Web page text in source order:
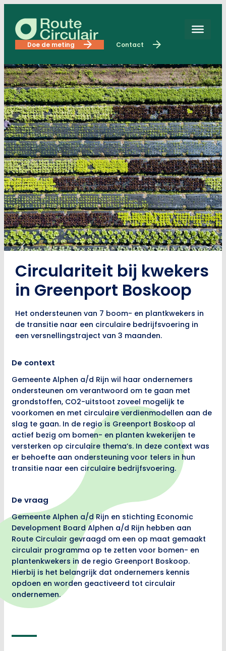
Doe de meting Contact
Circulariteit bij kwekers
in Greenport Boskoop
Het ondersteunen van 7 boom- en plantkwekers in
de transitie naar een circulaire bedrijfsvoering in
een versnellingstraject van 3 maanden.
De context
Gemeente Alphen a/d Rijn wil haar ondernemers
ondersteunen om verantwoord om te gaan met
grondstoffen, CO2-uitstoot zoveel mogelijk te
voorkomen en met circulaire verdienmodellen aan de
slag te gaan. In de regio is Greenport Boskoop al
actief bezig om bomen- en planten kwekerijen te
versterken op circulaire thema’s. In deze context was
er behoefte aan ondersteuning voor telers in hun
transitie naar een circulaire bedrijfsvoering.
De vraag
Gemeente Alphen a/d Rijn en stichting Economic
Development Board Alphen a/d Rijn hebben aan
Route Circulair gevraagd om een op maat gemaakt
circulair programma op te zetten voor bomen- en
plantenkwekers in de regio Greenport Boskoop.
Hierbij is het belangrijk dat ondernemers kennis
opdoen en worden geactiveerd tot circulair
ondernemen.